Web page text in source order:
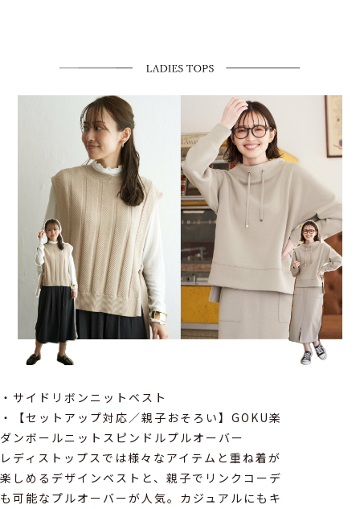
・サイドリボンニットベスト
・【セットアップ対応／親子おそろい】GOKU楽
ダンボールニットスピンドルプルオーバー
レディストップスでは様々なアイテムと重ね着が
楽しめるデザインベストと、親子でリンクコーデ
も可能なプルオーバーが人気。カジュアルにもキ